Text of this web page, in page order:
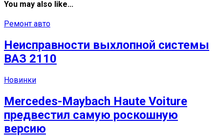
You may also like...
Ремонт авто
Неисправности выхлопной системы
ВАЗ 2110
Новинки
Mercedes-Maybach Haute Voiture
предвестил самую роскошную
версию